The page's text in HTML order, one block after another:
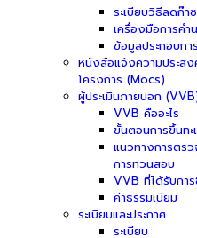
ระเบียบวิธีลดก๊า
เครื่องมือการค
ข้อมูลประกอบก
หนังสือแจ้งความประส
โครงการ (Mocs)
ผู้ประเมินภายนอก
VVB คืออะไร
ขั้นตอนการขึ้นท
แนวทางการตรว
การทวนสอบ
VVB ที่ได้รับการ
ค่าธรรมเนียม
ระเบียบและประกาศ
ระเบียบ